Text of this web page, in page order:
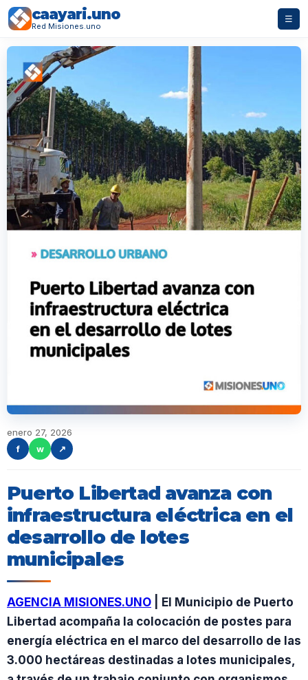
caayari.uno
Red Misiones.uno
☰
enero 27, 2026
f
w ↗
Puerto Libertad avanza con
infraestructura eléctrica en el
desarrollo de lotes
municipales
AGENCIA MISIONES.UNO | El Municipio de Puerto
Libertad acompaña la colocación de postes para
energía eléctrica en el marco del desarrollo de las
3.000 hectáreas destinadas a lotes municipales,